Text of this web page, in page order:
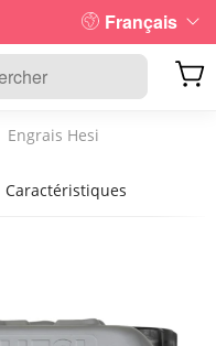
Français
Engrais Hesi
Caractéristiques